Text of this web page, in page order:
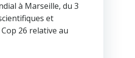
à Marseille, du 3
et
26 relative au